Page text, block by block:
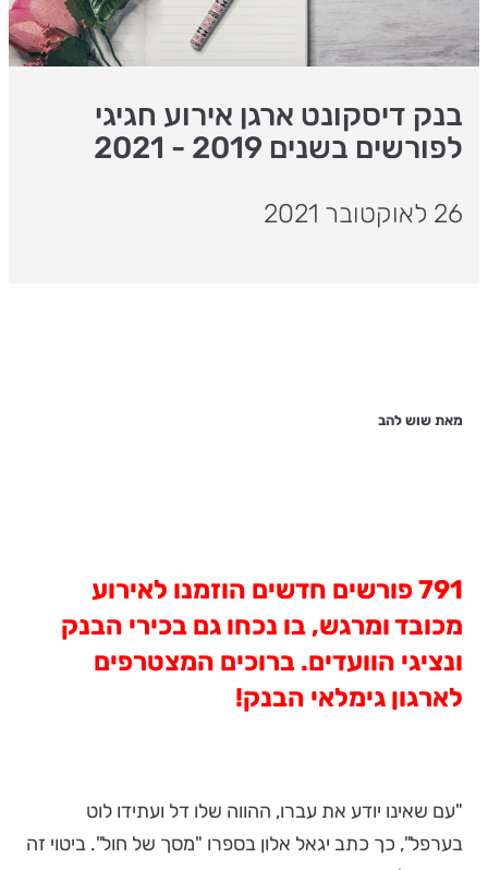
בנק דיסקונט ארגן אירוע חגיגי
לפורשים בשנים 2019 - 2021
26 לאוקטובר 2021
מאת שוש להב
791 פורשים חדשים הוזמנו לאירוע
מכובד ומרגש, בו נכחו גם בכירי הבנק
ונציגי הוועדים. ברוכים המצטרפים
לארגון גימלאי הבנק!
"עם שאינו יודע את עברו, ההווה שלו דל ועתידו לוט
בערפל", כך כתב יגאל אלון בספרו "מסך של חול". ביטוי זה